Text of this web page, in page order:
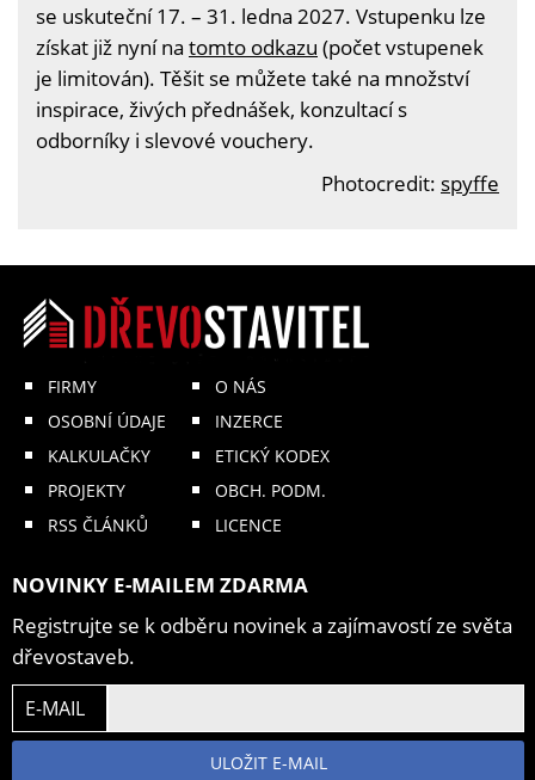
se uskuteční 17. – 31. ledna 2027. Vstupenku lze
získat již nyní na tomto odkazu (počet vstupenek
je limitován). Těšit se můžete také na množství
inspirace, živých přednášek, konzultací s
odborníky i slevové vouchery.
Photocredit: spyffe
FIRMY
OSOBNÍ ÚDAJE
KALKULAČKY
PROJEKTY
RSS ČLÁNKŮ
O NÁS
INZERCE
ETICKÝ KODEX
OBCH. PODM.
LICENCE
NOVINKY E-MAILEM ZDARMA
Registrujte se k odběru novinek a zajímavostí ze světa
dřevostaveb.
E-MAIL
ULOŽIT E-MAIL